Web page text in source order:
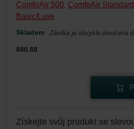
ComfoAir 500, ComfoAir
Basic/Luxe
Skladem Zásilka je obvykle doručena
880.88
Získejte svůj produkt se